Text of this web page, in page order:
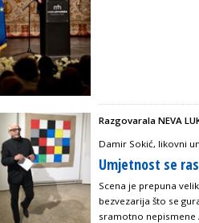
Razgovarala NEVA
Damir Sokić, likovni
Umjetnost se
Scena je prepuna
bezvezarija što se
sramotno nepismene